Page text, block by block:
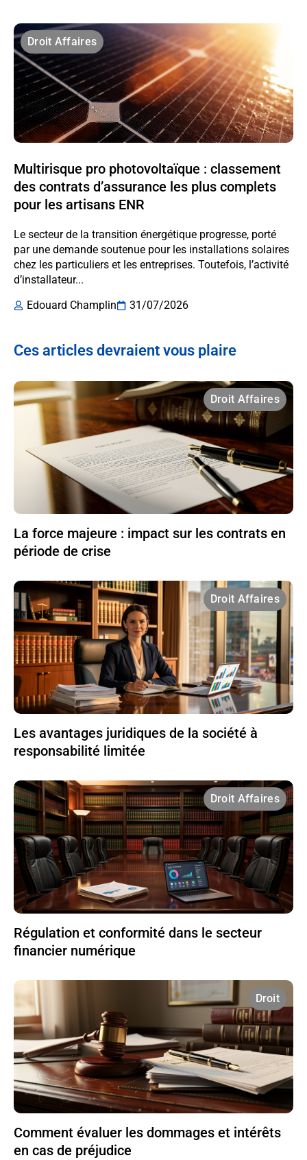
Droit Affaires
Multirisque pro photovoltaïque : classement
des contrats d’assurance les plus complets
pour les artisans ENR
Le secteur de la transition énergétique progresse, porté
par une demande soutenue pour les installations solaires
chez les particuliers et les entreprises. Toutefois, l’activité
d’installateur...
Edouard Champlin
31/07/2026
Ces articles devraient vous plaire
Droit Affaires
La force majeure : impact sur les contrats en
période de crise
Droit Affaires
Les avantages juridiques de la société à
responsabilité limitée
Droit Affaires
Régulation et conformité dans le secteur
financier numérique
Droit
Comment évaluer les dommages et intérêts
en cas de préjudice